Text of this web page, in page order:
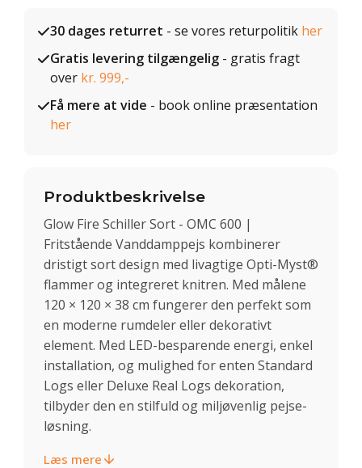
30 dages returret - se vores returpolitik her
Gratis levering tilgængelig - gratis fragt
over kr. 999,-
Få mere at vide - book online præsentation
her
Produktbeskrivelse
Glow Fire Schiller Sort - OMC 600 |
Fritstående Vanddamppejs kombinerer
dristigt sort design med livagtige Opti-Myst®
flammer og integreret knitren. Med målene
120 × 120 × 38 cm fungerer den perfekt som
en moderne rumdeler eller dekorativt
element. Med LED-besparende energi, enkel
installation, og mulighed for enten Standard
Logs eller Deluxe Real Logs dekoration,
tilbyder den en stilfuld og miljøvenlig pejse-
løsning.
Læs mere